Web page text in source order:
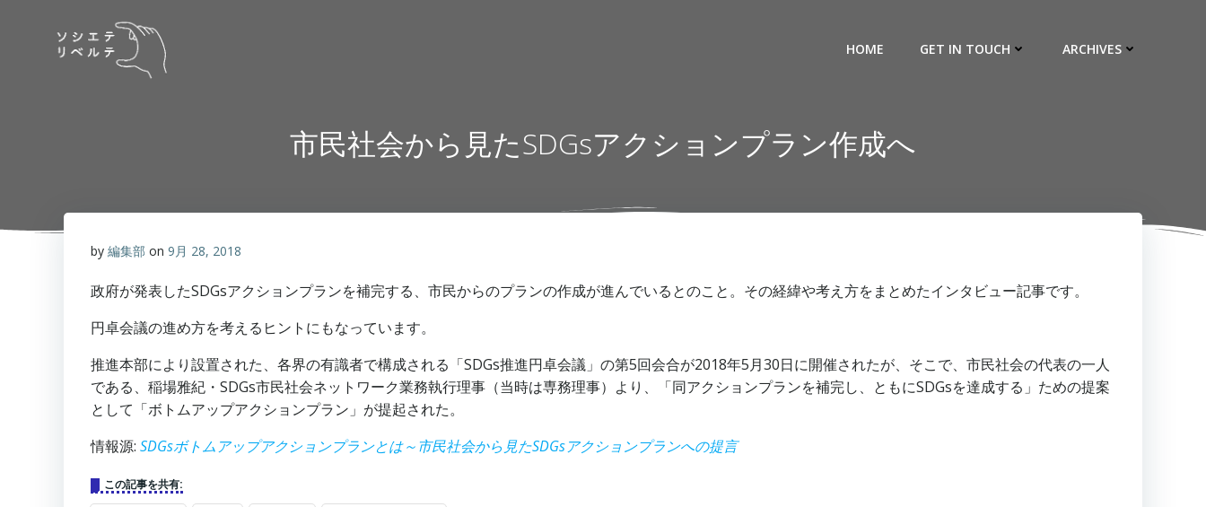
HOME GET IN TOUCH ARCHIVES
市民社会から見たSDGsアクションプラン作成へ
by 編集部 on 9月 28, 2018
政府が発表したSDGsアクションプランを補完する、市民からのプランの作成が進んでいるとのこと。その経緯や考え方をまとめたインタビュー記事です。
円卓会議の進め方を考えるヒントにもなっています。
推進本部により設置された、各界の有識者で構成される「SDGs推進円卓会議」の第5回会合が2018年5月30日に開催されたが、そこで、市民社会の代表の一人
である、稲場雅紀・SDGs市民社会ネットワーク業務執行理事（当時は専務理事）より、「同アクションプランを補完し、ともにSDGsを達成する」ための提案
として「ボトムアップアクションプラン」が提起された。
情報源: SDGsボトムアップアクションプランとは～市民社会から見たSDGsアクションプランへの提言
この記事を共有: